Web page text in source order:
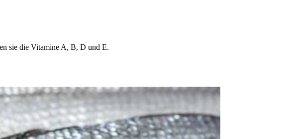
sie die Vitamine A, B, D und E.